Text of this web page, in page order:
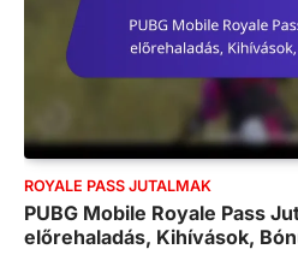
ROYALE PASS JUTALMAK
PUBG Mobile Royale Pass
előrehaladás, Kihívások,